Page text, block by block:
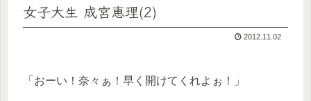
女子大生 成宮恵理(2)
2012.11.02
「おーい！奈々ぁ！早く開けてくれよぉ！」